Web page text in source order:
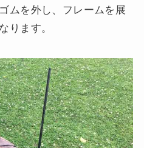
ムを外し、フレームを展
ります。